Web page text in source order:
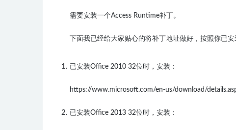
需要安装一个Access Runtime补丁。
下面我已经给大家贴心的将补丁地址做好，按照你已
已安装Office 2010 32位时，安装：
https://www.microsoft.com/en-us/download/
已安装Office 2013 32位时，安装：